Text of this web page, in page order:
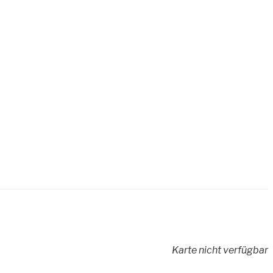
Karte nicht verfügbar